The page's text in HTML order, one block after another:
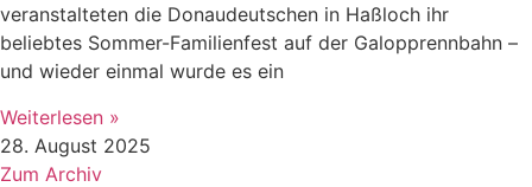
veranstalteten die Donaudeutschen in Haßloch ihr
beliebtes Sommer-Familienfest auf der Galopprennbahn –
und wieder einmal wurde es ein
Weiterlesen »
28. August 2025
Zum Archiv